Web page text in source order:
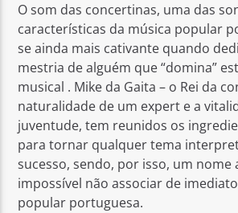
Rádio No ar
O som das concertinas, uma das
características da música popular
se ainda mais cativante quando
mestria de alguém que “domina”
musical . Mike da Gaita – o Rei da
naturalidade de um expert e a
juventude, tem reunidos os
para tornar qualquer tema
sucesso, sendo, por isso, um nome
impossível não associar de
popular portuguesa.